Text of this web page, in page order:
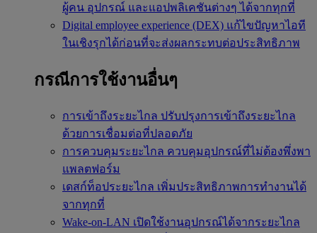
ผู้คน อุปกรณ์ และแอปพลิเคชันต่างๆ ได้จากทุกที่
Digital employee experience (DEX) แก้ไขปัญหาไอที
ในเชิงรุกได้ก่อนที่จะส่งผลกระทบต่อประสิทธิภาพ
กรณีการใช้งานอื่นๆ
การเข้าถึงระยะไกล ปรับปรุงการเข้าถึงระยะไกล
ด้วยการเชื่อมต่อที่ปลอดภัย
การควบคุมระยะไกล ควบคุมอุปกรณ์ที่ไม่ต้องพึ่งพา
แพลตฟอร์ม
เดสก์ท็อประยะไกล เพิ่มประสิทธิภาพการทำงานได้
จากทุกที่
Wake-on-LAN เปิดใช้งานอุปกรณ์ได้จากระยะไกล